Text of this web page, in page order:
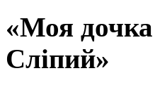
«Моя
Сліпий»